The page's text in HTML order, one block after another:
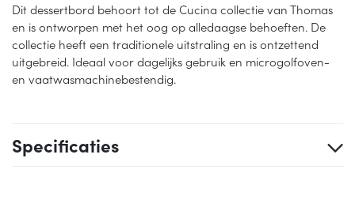
Dit dessertbord behoort tot de Cucina collectie van Thomas
en is ontworpen met het oog op alledaagse behoeften. De
collectie heeft een traditionele uitstraling en is ontzettend
uitgebreid. Ideaal voor dagelijks gebruik en microgolfoven-
en vaatwasmachinebestendig.
Specificaties